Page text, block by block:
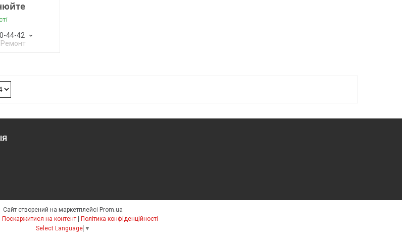
44-42
Сайт створений на маркетплейсі Prom.ua
Поскаржитися на контент
Політика конфіденційності
Select Language ▼